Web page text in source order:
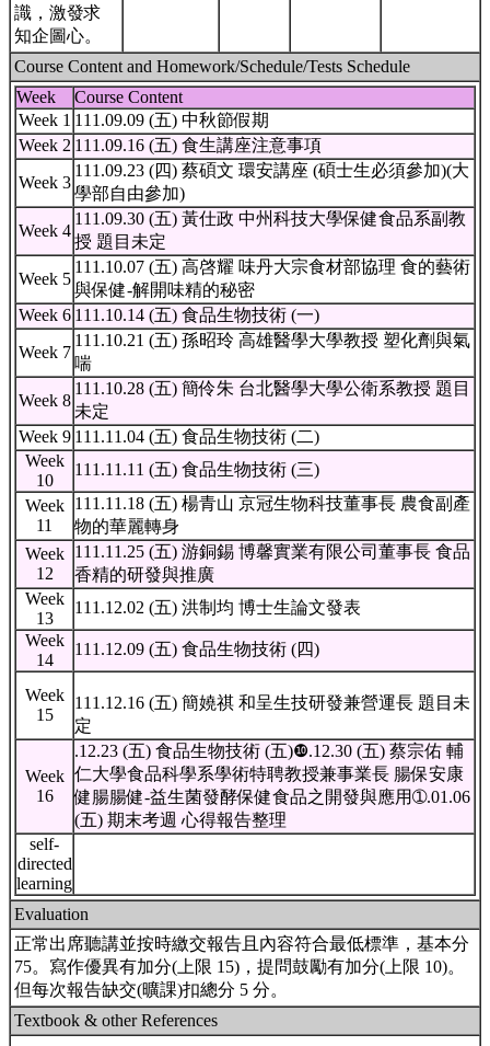
識，激發求
知企圖心。
Course Content and Homework/Schedule/Tests Schedule
Week
Course Content
Week 1 111.09.09 (五) 中秋節假期
Week 2 111.09.16 (五) 食生講座注意事項
Week 3
111.09.23 (四) 蔡碩文 環安講座 (碩士生必須參加)(大
學部自由參加)
Week 4
111.09.30 (五) 黃仕政 中州科技大學保健食品系副教
授 題目未定
Week 5
111.10.07 (五) 高啓耀 味丹大宗食材部協理 食的藝術
與保健-解開味精的秘密
Week 6 111.10.14 (五) 食品生物技術 (一)
Week 7
111.10.21 (五) 孫昭玲 高雄醫學大學教授 塑化劑與氣
喘
Week 8
111.10.28 (五) 簡伶朱 台北醫學大學公衛系教授 題目
未定
Week 9 111.11.04 (五) 食品生物技術 (二)
Week
10
111.11.11 (五) 食品生物技術 (三)
Week
11
111.11.18 (五) 楊青山 京冠生物科技董事長 農食副產
物的華麗轉身
Week
12
111.11.25 (五) 游銅錫 博馨實業有限公司董事長 食品
香精的研發與推廣
Week
13
111.12.02 (五) 洪制均 博士生論文發表
Week
14
111.12.09 (五) 食品生物技術 (四)
Week
15
111.12.16 (五) 簡嬈祺 和呈生技研發兼營運長 題目未
定
Week
16
.12.23 (五) 食品生物技術 (五)❿.12.30 (五) 蔡宗佑 輔
仁大學食品科學系學術特聘教授兼事業長 腸保安康
健腸腸健-益生菌發酵保健食品之開發與應用➀.01.06
(五) 期末考週 心得報告整理
self-
directed
learning
Evaluation
正常出席聽講並按時繳交報告且內容符合最低標準，基本分
75。寫作優異有加分(上限 15)，提問鼓勵有加分(上限 10)。
但每次報告缺交(曠課)扣總分 5 分。
Textbook & other References